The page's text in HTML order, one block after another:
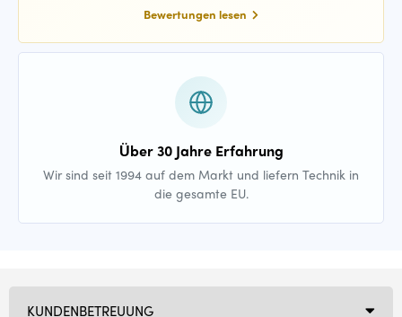
Bewertungen lesen
Über 30 Jahre Erfahrung
Wir sind seit 1994 auf dem Markt und liefern Technik in
die gesamte EU.
KUNDENBETREUUNG